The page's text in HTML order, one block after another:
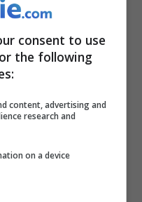
per punire i
chi non può
preferiscono
risponde
consent to use
the following
content, advertising and
research and
on a device